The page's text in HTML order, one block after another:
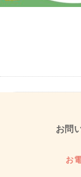
お問
お